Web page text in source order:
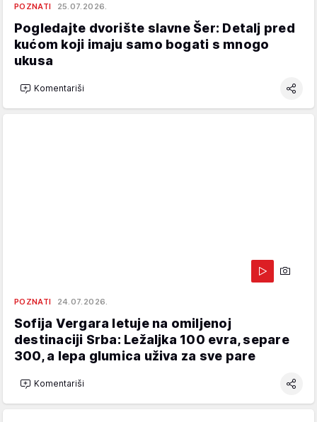
POZNATI 25.07.2026.
Pogledajte dvorište slavne Šer: Detalj pred
kućom koji imaju samo bogati s mnogo
ukusa
Komentariši
POZNATI 24.07.2026.
Sofija Vergara letuje na omiljenoj
destinaciji Srba: Ležaljka 100 evra, separe
300, a lepa glumica uživa za sve pare
Komentariši